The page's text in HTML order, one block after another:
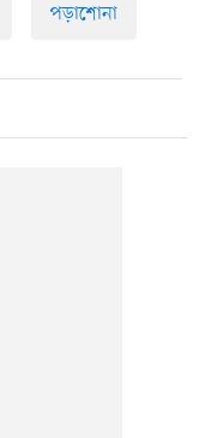
পড়াশোনা